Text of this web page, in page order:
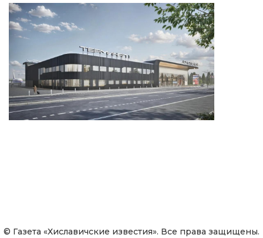
© Газета «Хиславичские известия». Все права защищены.